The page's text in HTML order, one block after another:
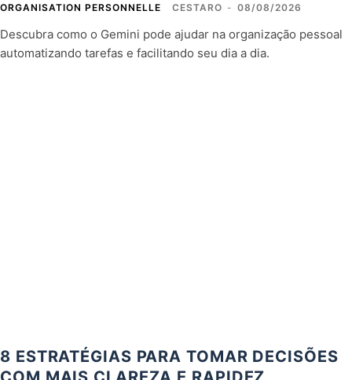
ORGANISATION PERSONNELLE CESTARO - 08/08/2026
Descubra como o Gemini pode ajudar na organização pessoal
automatizando tarefas e facilitando seu dia a dia.
8 ESTRATÉGIAS PARA TOMAR DECISÕES